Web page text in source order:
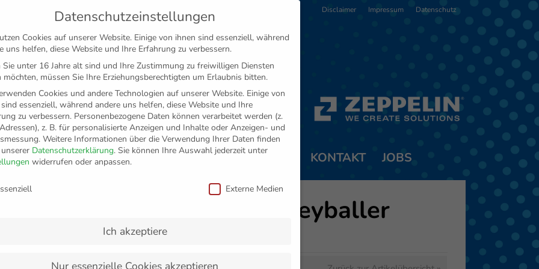
Disclaimer Impressum Datenschutz
FANSHOP VFB MEDIEN PARTNER KONTAKT JOBS
der Rolle – Häfler Volleyballer
zweite Finalspiel
Datenschutzeinstellungen
Cookies auf unserer Website. Einige von ihnen sind essenziell, während
uns helfen, diese Website und Ihre Erfahrung zu verbessern.
Sie unter 16 Jahre alt sind und Ihre Zustimmung zu freiwilligen Diensten
möchten, müssen Sie Ihre Erziehungsberechtigten um Erlaubnis bitten.
Cookies und andere Technologien auf unserer Website. Einige von
essenziell, während andere uns helfen, diese Website und Ihre
zu verbessern. Personenbezogene Daten können verarbeitet werden (z.
z. B. für personalisierte Anzeigen und Inhalte oder Anzeigen- und
Weitere Informationen über die Verwendung Ihrer Daten finden
Datenschutzerklärung. Sie können Ihre Auswahl jederzeit unter
widerrufen oder anpassen.
Externe Medien
Ich akzeptiere
Nur essenzielle Cookies akzeptieren